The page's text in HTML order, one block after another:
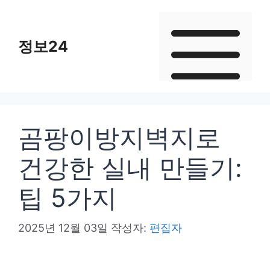
정보24
곰팡이방지벽지로
건강한 실내 만들기:
팁 5가지
2025년 12월 03일 작성자: 편집자